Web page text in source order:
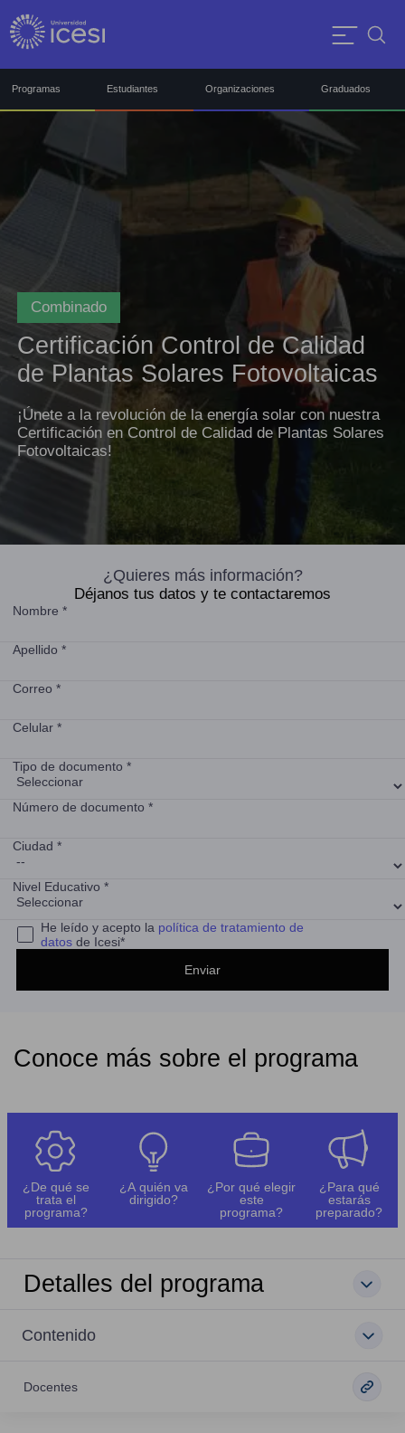
Programas Estudiantes Organizaciones Graduados
Combinado
Certificación Control de Calidad
de Plantas Solares Fotovoltaicas
¡Únete a la revolución de la energía solar con nuestra
Certificación en Control de Calidad de Plantas Solares
Fotovoltaicas!
¿Quieres más información?
Déjanos tus datos y te contactaremos
Nombre *
Apellido *
Correo *
Celular *
Tipo de documento *
Número de documento *
Ciudad *
Nivel Educativo *
He leído y acepto la política de tratamiento de
datosde Icesi*
Conoce más sobre el programa
¿De qué se
trata el
programa?
¿A quién va
dirigido?
¿Por qué elegir
este
programa?
¿Para qué
estarás
preparado?
Detalles del programa
Contenido
Docentes